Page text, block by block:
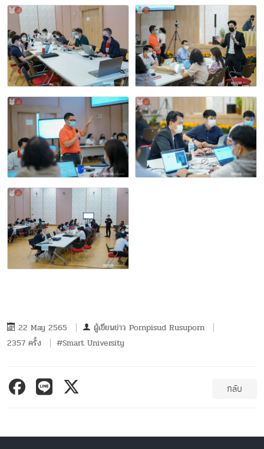
22 May 2565 ผู้เขียนข่าว Pornpisud Rusuporn
2357 ครั้ง
#Smart University
กลับ